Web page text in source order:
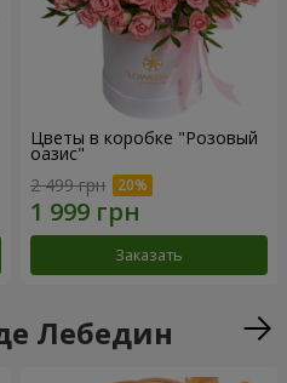
Цветы в коробке "Розовый
оазис"
2 499 грн
Заказать
Лебедин